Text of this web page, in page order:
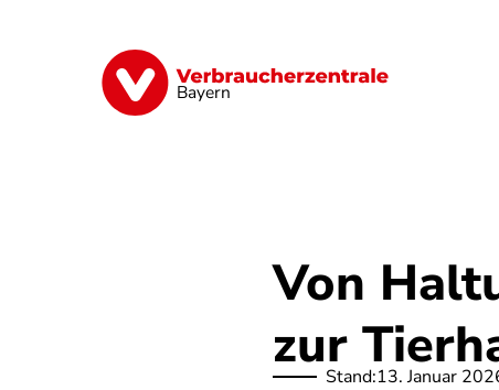
Bayern
Finanzen Digitales Lebensmittel
Von
zurStand:13. Januar